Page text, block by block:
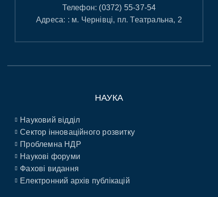
Телефон: (0372) 55-37-54
Адреса: : м. Чернівці, пл. Театральна, 2
НАУКА
Науковий відділ
Сектор інноваційного розвитку
Проблемна НДР
Наукові форуми
Фахові видання
Електронний архів публікацій